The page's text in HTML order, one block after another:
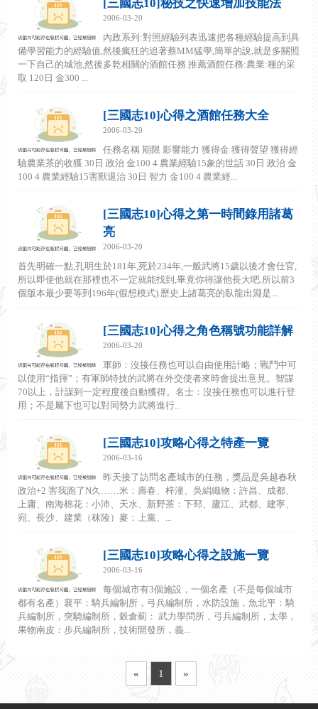
[三國志10]秘技之快速增加技能法
2006-03-20
內政系列:對照經驗列表迅速把各種經驗提高到具
備學習能力的經驗值,然後瘋狂的追著蔡MM猛學,簡單的說,就是多關照
一下自己的城池,然後多乾相關的酒館任務.推薦酒館任務:農業:種的采
取 120日 金300 ...
[三國志10]心得之酒館任務大全
2006-03-20
任務名稱 期限 影響能力 獲得金 獲得聲望 獲得經
驗農業茶的收獲 30日 政治 金100 4 農業經驗15象的世話 30日 政治 金
100 4 農業經驗15害獸退治 30日 智力 金100 4 農業經...
[三國志10]心得之第一時間錄用諸葛
亮
2006-03-20
首先明確一點,孔明生於181年,死於234年,一般武將15歲以後才會仕官,
所以即使他就在那裡也不一定就能找到,畢竟你得讓他長大吧.所以前3
個版本最少要等到196年(假想模式).歷史上諸葛亮的臥龍出淵是...
[三國志10]心得之角色稱號功能詳解
2006-03-20
軍師：沒接任務也可以自由使用計略；戰鬥中可
以使用“指揮”；有軍師特技的武將在外交使者來時會提出意見。智謀
70以上，計謀到一定程度後自動獲得。名士：沒接任務也可以進行登
用；不是屬下也可以對同勢力武將進行...
[三國志10]攻略心得之特產一覽
2006-03-16
昨天接了訪問名產城市的任務，獎品是吳越春秋
政治+2 害我跑了N久……米：壽春、梓潼、吳絹織物：許昌、成都、
上庸、南海棉花：小沛、天水、新野茶：下邳、廬江、武都、建寧、
宛、長沙、建業（秣陵）麥：上黨、...
[三國志10]攻略心得之設施一覽
2006-03-16
每個城市有3個施設，一個名產（不是每個城市
都有名產）襄平：騎兵編制所，弓兵編制所，水防設施，魚北平：騎
兵編制所，突騎編制所，穀倉薊： 武力學問所，弓兵編制所，太學，
果物南皮：步兵編制所，技術開發所，義...
« 1 »